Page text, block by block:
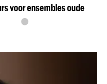
voor ensembles oude